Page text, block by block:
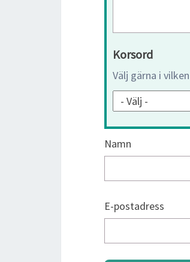
Korsord
Välj gärna i
Namn
E-postadress